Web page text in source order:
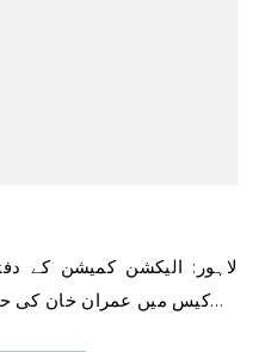
لاہور: الیکشن کمیشن کے دفتر کے باہر احتجاج سے متعلق
کیس میں عمران خان کی حفاظتی ضمانت منسوخ ہونے کے…